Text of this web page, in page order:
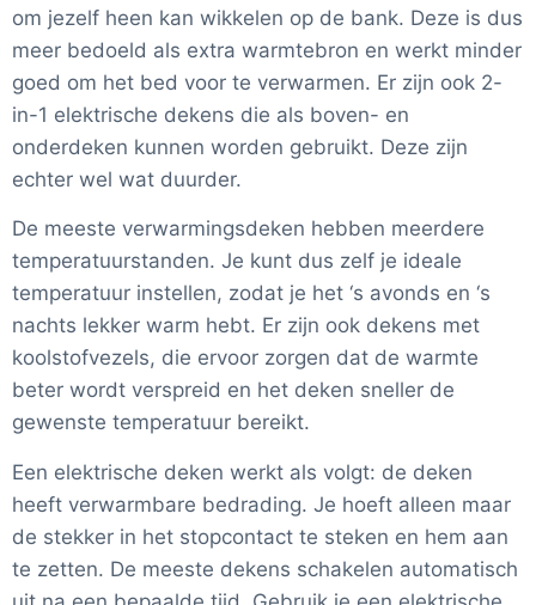
om jezelf heen kan wikkelen op de bank. Deze is dus
meer bedoeld als extra warmtebron en werkt minder
goed om het bed voor te verwarmen. Er zijn ook 2-
in-1 elektrische dekens die als boven- en
onderdeken kunnen worden gebruikt. Deze zijn
echter wel wat duurder.
De meeste verwarmingsdeken hebben meerdere
temperatuurstanden. Je kunt dus zelf je ideale
temperatuur instellen, zodat je het ‘s avonds en ‘s
nachts lekker warm hebt. Er zijn ook dekens met
koolstofvezels, die ervoor zorgen dat de warmte
beter wordt verspreid en het deken sneller de
gewenste temperatuur bereikt.
Een elektrische deken werkt als volgt: de deken
heeft verwarmbare bedrading. Je hoeft alleen maar
de stekker in het stopcontact te steken en hem aan
te zetten. De meeste dekens schakelen automatisch